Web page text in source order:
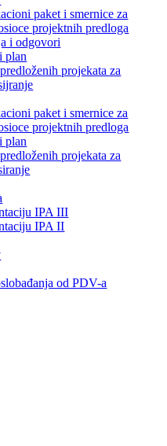
paket i smernice za
projektnih predloga
i odgovori
plan
projekata za
paket i smernice za
projektnih predloga
plan
projekata za
IPA III
IPA II
od PDV-a